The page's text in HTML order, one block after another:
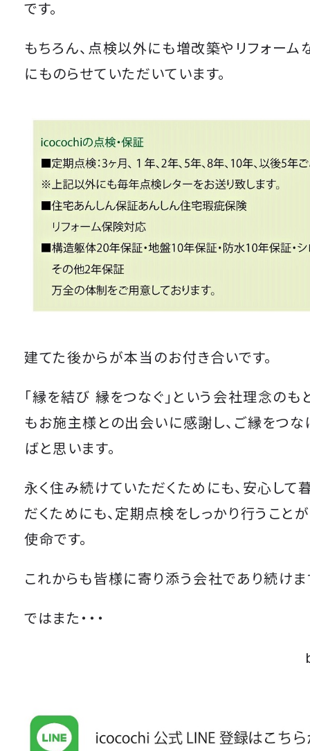
です。
もちろん、点検以外にも増改築やリフォーム
にものらせていただいています。
建てた後からが本当のお付き合いです。
「縁を結び 縁をつなぐ」という会社理念のも
もお施主様との出会いに感謝し、ご縁をつ
ばと思います。
永く住み続けていただくためにも、安心して
だくためにも、定期点検をしっかり行うこ
使命です。
これからも皆様に寄り添う会社であり続けま
ではまた・・・